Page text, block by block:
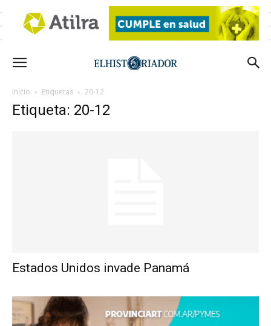
Inicio Etiquetas 20-12
Etiqueta: 20-12
Estados Unidos invade Panamá